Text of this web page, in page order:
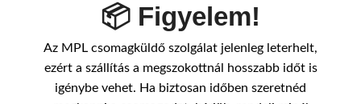
📦 Figyelem!
Az MPL csomagküldő szolgálat jelenleg leterhelt,
ezért a szállítás a megszokottnál hosszabb időt is
igénybe vehet. Ha biztosan időben szeretnéd